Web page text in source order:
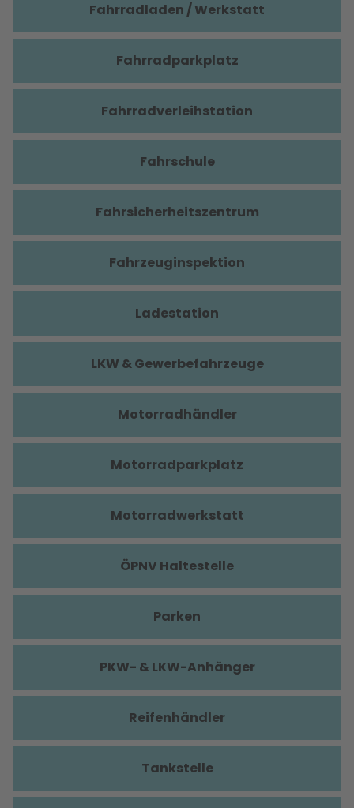
Fahrradladen / Werkstatt
Fahrradparkplatz
Fahrradverleihstation
Fahrschule
Fahrsicherheitszentrum
Fahrzeuginspektion
Ladestation
LKW & Gewerbefahrzeuge
Motorradhändler
Motorradparkplatz
Motorradwerkstatt
ÖPNV Haltestelle
Parken
PKW- & LKW-Anhänger
Reifenhändler
Tankstelle